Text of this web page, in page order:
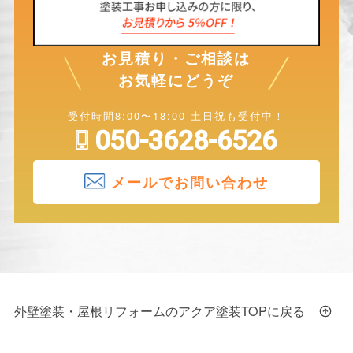
お見積り・ご相談は
お気軽にどうぞ
受付時間8:00〜18:00 土日祝も受付中！
050-3628-6526
メールでお問い合わせ
外壁塗装・屋根リフォームのアクア塗装TOPに戻る